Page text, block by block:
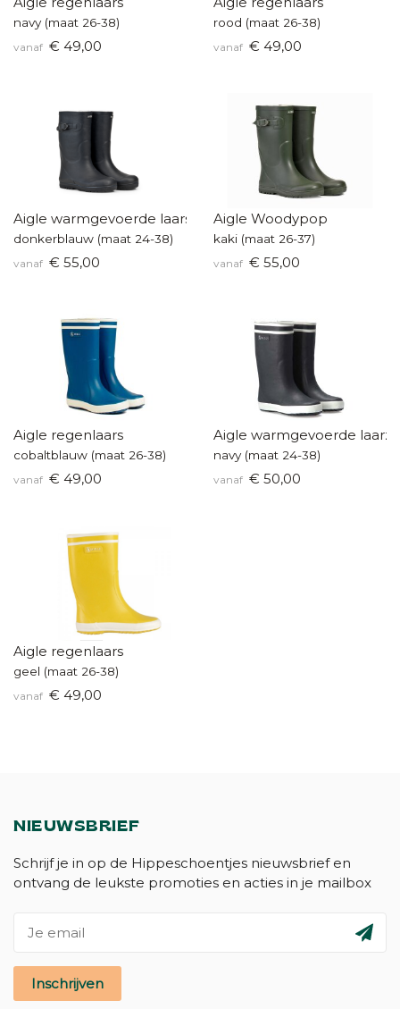
navy (maat 26-38)
vanaf € 49,00
rood (maat 26-38)
vanaf € 49,00
Aigle warmgevoerde laars
donkerblauw (maat 24-38)
vanaf € 55,00
Aigle Woodypop
kaki (maat 26-37)
vanaf € 55,00
Aigle regenlaars
cobaltblauw (maat 26-38)
vanaf € 49,00
Aigle warmgevoerde
navy (maat 24-38)
vanaf € 50,00
Aigle regenlaars
geel (maat 26-38)
vanaf € 49,00
NIEUWSBRIEF
Schrijf je in op de Hippeschoentjes nieuwsbrief en
ontvang de leukste promoties en acties in je mailbox
Inschrijven